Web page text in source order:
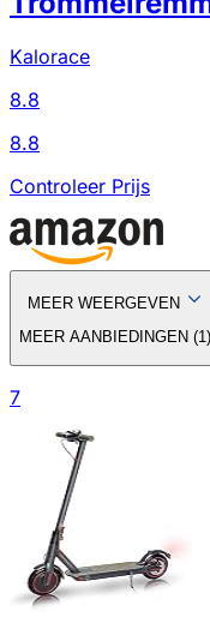
Kalorace
8.8
8.8
Controleer Prijs
MEER WEERGEVEN
MEER AANBIEDINGEN (1)
7